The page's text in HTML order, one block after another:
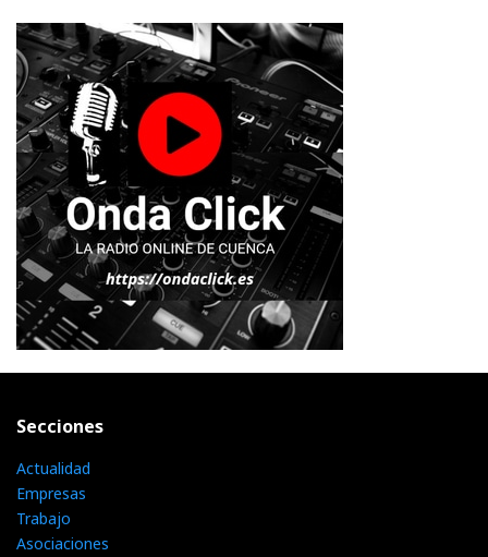
Secciones
Actualidad
Empresas
Trabajo
Asociaciones